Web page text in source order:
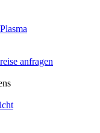
anfragen